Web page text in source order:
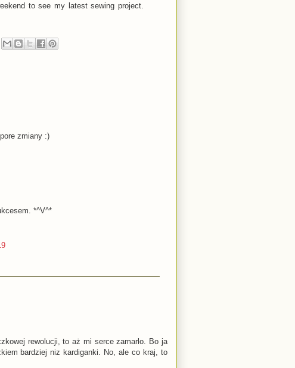
to see my latest sewing project.
zmiany :)
*^V^*
rewolucji, to aż mi serce zamarlo. Bo ja
bardziej niz kardiganki. No, ale co kraj, to